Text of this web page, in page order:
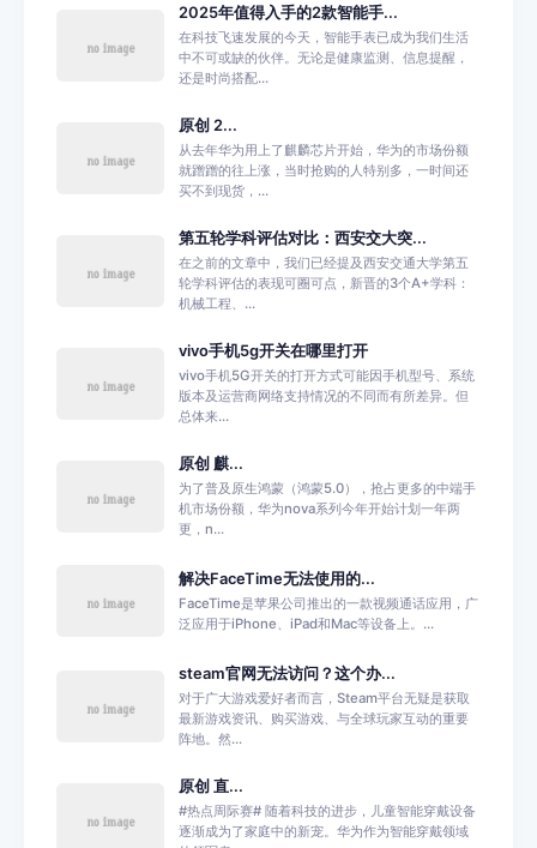
2025年值得入手的2款智能手...
在科技飞速发展的今天，智能手表已成为我们生活
中不可或缺的伙伴。无论是健康监测、信息提醒，
还是时尚搭配...
原创 2...
从去年华为用上了麒麟芯片开始，华为的市场份额
就蹭蹭的往上涨，当时抢购的人特别多，一时间还
买不到现货，...
第五轮学科评估对比：西安交大突...
在之前的文章中，我们已经提及西安交通大学第五
轮学科评估的表现可圈可点，新晋的3个A+学科：
机械工程、...
vivo手机5g开关在哪里打开
vivo手机5G开关的打开方式可能因手机型号、系统
版本及运营商网络支持情况的不同而有所差异。但
总体来...
原创 麒...
为了普及原生鸿蒙（鸿蒙5.0），抢占更多的中端手
机市场份额，华为nova系列今年开始计划一年两
更，n...
解决FaceTime无法使用的...
FaceTime是苹果公司推出的一款视频通话应用，广
泛应用于iPhone、iPad和Mac等设备上。...
steam官网无法访问？这个办...
对于广大游戏爱好者而言，Steam平台无疑是获取
最新游戏资讯、购买游戏、与全球玩家互动的重要
阵地。然...
原创 直...
#热点周际赛# 随着科技的进步，儿童智能穿戴设备
逐渐成为了家庭中的新宠。华为作为智能穿戴领域